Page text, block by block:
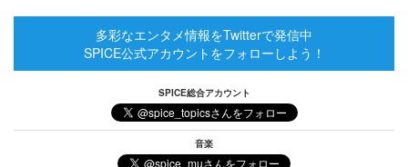
多彩なエンタメ情報をTwitterで発信中
SPICE公式アカウントをフォローしよう！
SPICE総合アカウント
音楽